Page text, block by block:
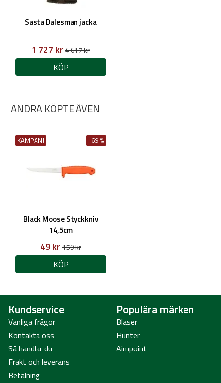
Sasta Dalesman jacka
1 727 kr 4 617 kr
KÖP
ANDRA KÖPTE ÄVEN
KAMPANJ -69 %
Black Moose Styckkniv
14,5cm
49 kr159 kr
KÖP
Kundservice
Vanliga frågor
Kontakta oss
Så handlar du
Frakt och leverans
Betalning
Populära märken
Blaser
Hunter
Aimpoint